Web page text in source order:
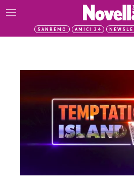
SANREMO AMICI 24